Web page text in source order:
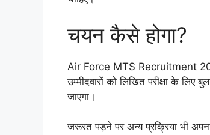
चयन कैसे होगा?
Air Force MTS Recruitment
उम्मीदवारों को लिखित परीक्षा के लिए
जाएगा।
जरूरत पड़ने पर अन्य प्रक्रिया भी